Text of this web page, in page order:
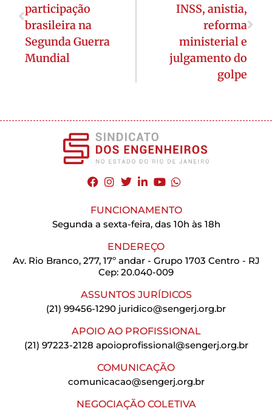
participação
brasileira na
Segunda Guerra
Mundial
INSS, anistia,
reforma
ministerial e
julgamento do
golpe
FUNCIONAMENTO
Segunda a sexta-feira, das 10h às 18h
ENDEREÇO
Av. Rio Branco, 277, 17º andar - Grupo 1703 Centro - RJ
Cep: 20.040-009
ASSUNTOS JURÍDICOS
(21) 99456-1290 juridico@sengerj.org.br
APOIO AO PROFISSIONAL
(21) 97223-2128 apoioprofissional@sengerj.org.br
COMUNICAÇÃO
comunicacao@sengerj.org.br
NEGOCIAÇÃO COLETIVA